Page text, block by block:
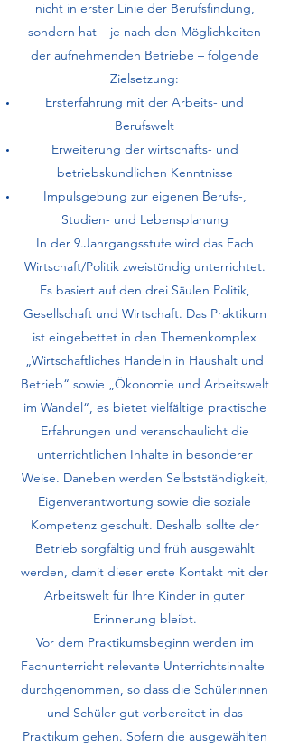
nicht in erster Linie der Berufsfindung,
sondern hat – je nach den Möglichkeiten
der aufnehmenden Betriebe – folgende
Zielsetzung:
Ersterfahrung mit der Arbeits- und
Berufswelt
Erweiterung der wirtschafts- und
betriebskundlichen Kenntnisse
Impulsgebung zur eigenen Berufs-,
Studien- und Lebensplanung
In der 9.Jahrgangsstufe wird das Fach
Wirtschaft/Politik zweistündig unterrichtet.
Es basiert auf den drei Säulen Politik,
Gesellschaft und Wirtschaft. Das Praktikum
ist eingebettet in den Themenkomplex
„Wirtschaftliches Handeln in Haushalt und
Betrieb“ sowie „Ökonomie und Arbeitswelt
im Wandel“, es bietet vielfältige praktische
Erfahrungen und veranschaulicht die
unterrichtlichen Inhalte in besonderer
Weise. Daneben werden Selbstständigkeit,
Eigenverantwortung sowie die soziale
Kompetenz geschult. Deshalb sollte der
Betrieb sorgfältig und früh ausgewählt
werden, damit dieser erste Kontakt mit der
Arbeitswelt für Ihre Kinder in guter
Erinnerung bleibt.
Vor dem Praktikumsbeginn werden im
Fachunterricht relevante Unterrichtsinhalte
durchgenommen, so dass die Schülerinnen
und Schüler gut vorbereitet in das
Praktikum gehen. Sofern die ausgewählten